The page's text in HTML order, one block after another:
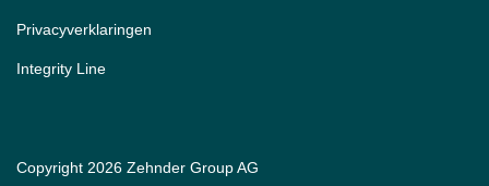
Copyright 2026 Zehnder Group AG
Privacyverklaringen
Integrity Line